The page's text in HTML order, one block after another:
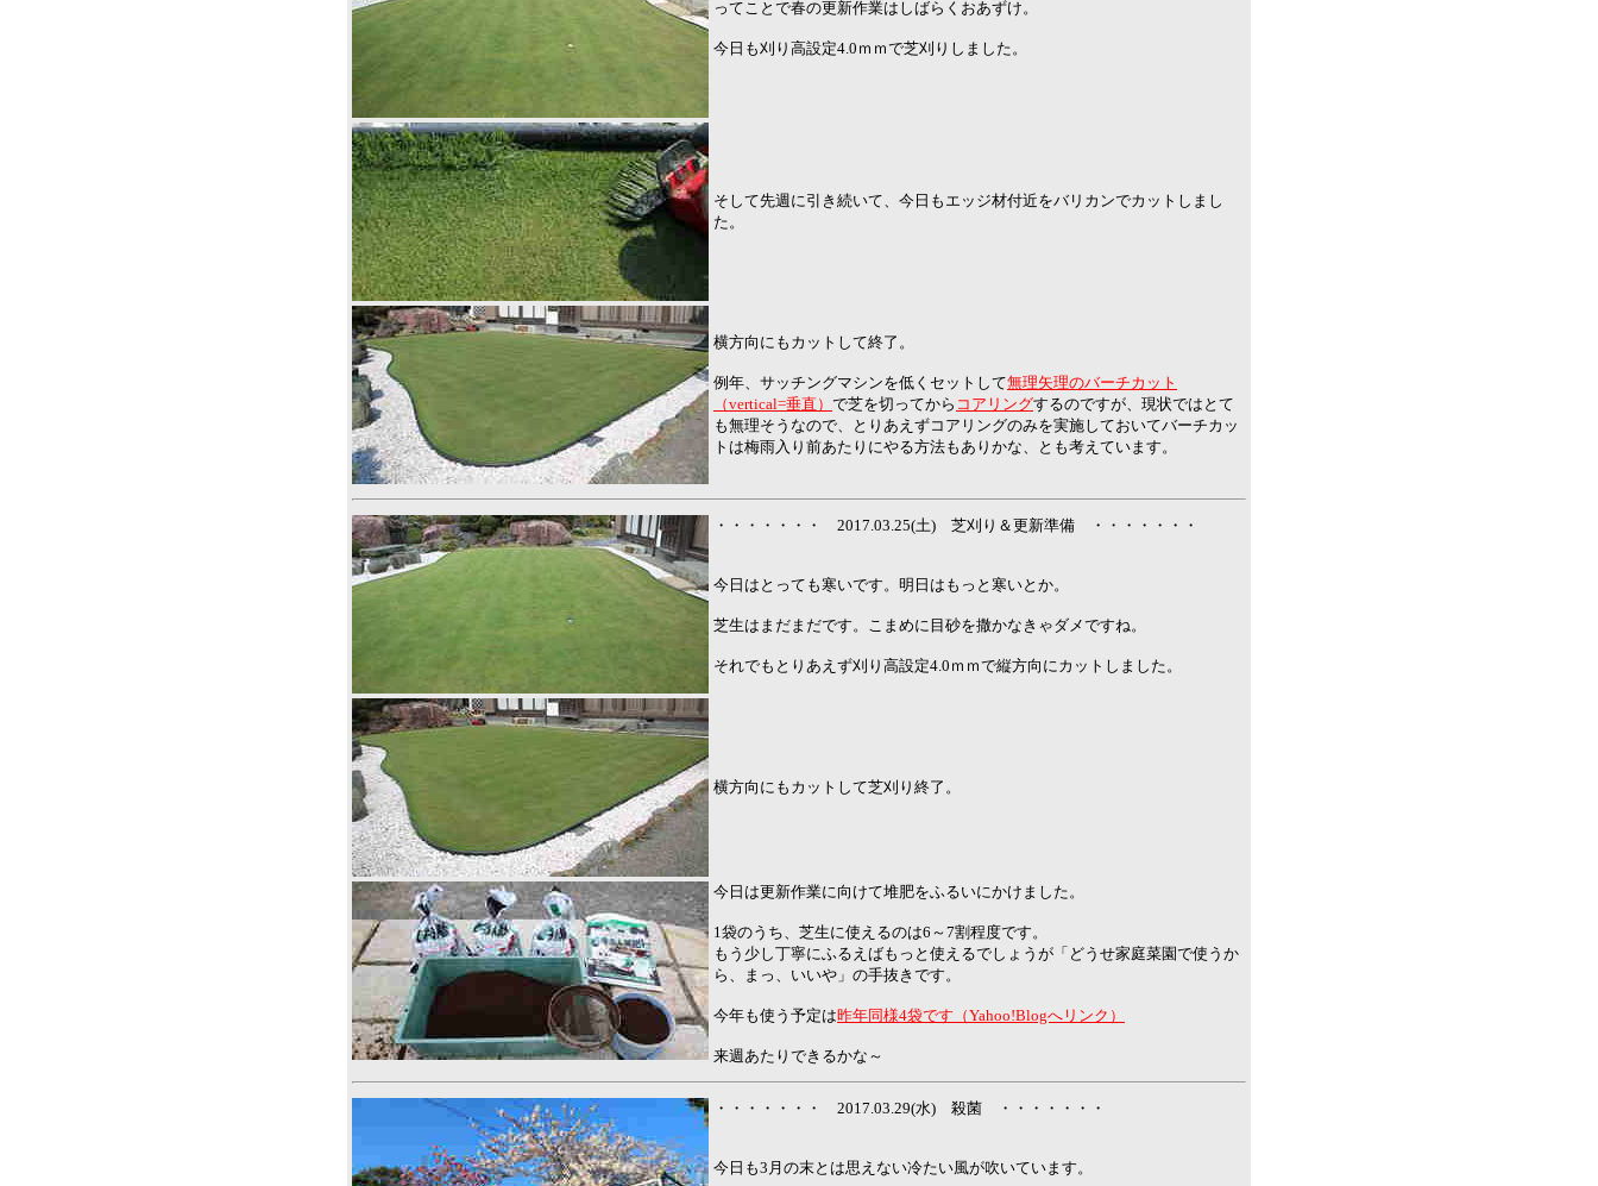
ってことで春の更新作業はしばらくおあずけ。
今日も刈り高設定4.0ｍｍで芝刈りしました。
そして先週に引き続いて、今日もエッジ材付近をバリカンでカットしまし
た。
横方向にもカットして終了。
例年、サッチングマシンを低くセットして無理矢理のバーチカット
（vertical=垂直） で芝を切ってから コアリングするのですが、現状ではとて
も無理そうなので、とりあえずコアリングのみを実施しておいてバーチカッ
トは梅雨入り前あたりにやる方法もありかな、とも考えています。
・・・・・・・ 2017.03.25(土) 芝刈り＆更新準備 ・・・・・・・
今日はとっても寒いです。明日はもっと寒いとか。
芝生はまだまだです。こまめに目砂を撒かなきゃダメですね。
それでもとりあえず刈り高設定4.0ｍｍで縦方向にカットしました。
横方向にもカットして芝刈り終了。
今日は更新作業に向けて堆肥をふるいにかけました。
1袋のうち、芝生に使えるのは6～7割程度です。
もう少し丁寧にふるえばもっと使えるでしょうが「どうせ家庭菜園で使うか
ら、まっ、いいや」の手抜きです。
今年も使う予定は昨年同様4袋です（Yahoo!Blogへリンク）
来週あたりできるかな～
・・・・・・・ 2017.03.29(水) 殺菌 ・・・・・・・
今日も3月の末とは思えない冷たい風が吹いています。